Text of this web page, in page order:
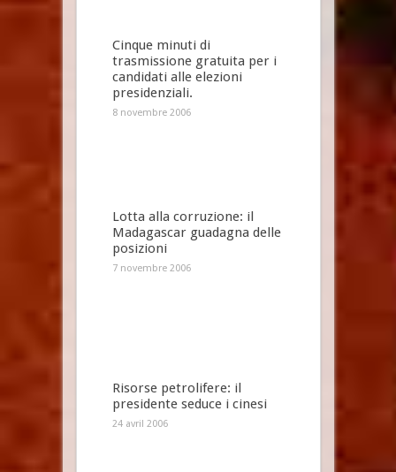
Cinque minuti di
trasmissione gratuita per i
candidati alle elezioni
presidenziali.
8 novembre 2006
Lotta alla corruzione: il
Madagascar guadagna delle
posizioni
7 novembre 2006
Risorse petrolifere: il
presidente seduce i cinesi
24 avril 2006